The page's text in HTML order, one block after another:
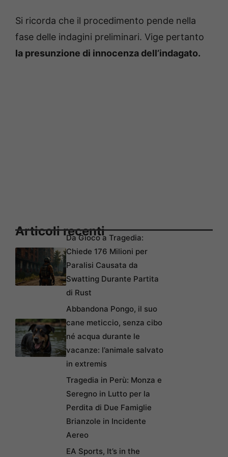
Si ricorda che il procedimento pende nella
fase delle indagini preliminari. Vige pertanto
la presunzione di innocenza dell’indagato.
Articoli recentiDa Gioco a Tragedia:
Chiede 176 Milioni per
Paralisi Causata da
Swatting Durante Partita
di Rust
Abbandona Pongo, il suo
cane meticcio, senza cibo
né acqua durante le
vacanze: l’animale salvato
in extremis
Tragedia in Perù: Monza e
Seregno in Lutto per la
Perdita di Due Famiglie
Brianzole in Incidente
Aereo
EA Sports, It’s in the